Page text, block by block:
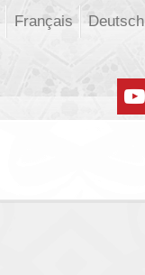
Deutsch
Français